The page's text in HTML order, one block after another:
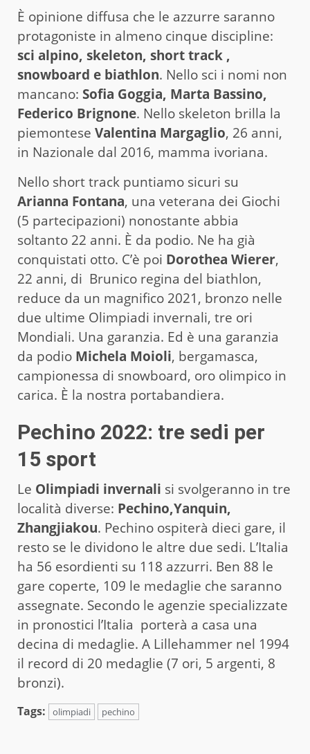
È opinione diffusa che le azzurre saranno
protagoniste in almeno cinque discipline:
sci alpino, skeleton, short track ,
snowboard e biathlon. Nello sci i nomi non
mancano: Sofia Goggia, Marta Bassino,
Federico Brignone. Nello skeleton brilla la
piemontese Valentina Margaglio, 26 anni,
in Nazionale dal 2016, mamma ivoriana.
Nello short track puntiamo sicuri su
Arianna Fontana, una veterana dei Giochi
(5 partecipazioni) nonostante abbia
soltanto 22 anni. È da podio. Ne ha già
conquistati otto. C’è poi Dorothea Wierer,
22 anni, di Brunico regina del biathlon,
reduce da un magnifico 2021, bronzo nelle
due ultime Olimpiadi invernali, tre ori
Mondiali. Una garanzia. Ed è una garanzia
da podio Michela Moioli, bergamasca,
campionessa di snowboard, oro olimpico in
carica. È la nostra portabandiera.
Pechino 2022: tre sedi per
15 sport
Le Olimpiadi invernali si svolgeranno in tre
località diverse: Pechino,Yanquin,
Zhangjiakou. Pechino ospiterà dieci gare, il
resto se le dividono le altre due sedi. L’Italia
ha 56 esordienti su 118 azzurri. Ben 88 le
gare coperte, 109 le medaglie che saranno
assegnate. Secondo le agenzie specializzate
in pronostici l’Italia porterà a casa una
decina di medaglie. A Lillehammer nel 1994
il record di 20 medaglie (7 ori, 5 argenti, 8
bronzi).
Tags: olimpiadi pechino